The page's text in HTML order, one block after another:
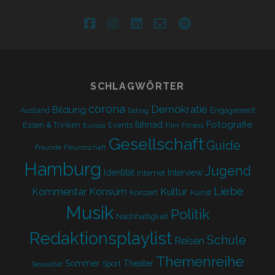
facebookinstagram
linkedin
email-spotify
SCHLAGWÖRTER
Ausland Bildung corona Dating Demokratie Engagement
Essen & Trinken Europa Events fahrrad Film Fitness Fotografie
Freunde Freundschaft GesellschaftGuide
Hamburg Identität Internet Interview Jugend
Kommentar Konsum Konzert Kultur Kunst Liebe
Musik Nachhaltigkeit Politik
Redaktionsplaylist Reisen Schule
Sexualität Sommer Sport Theater Themenreihe